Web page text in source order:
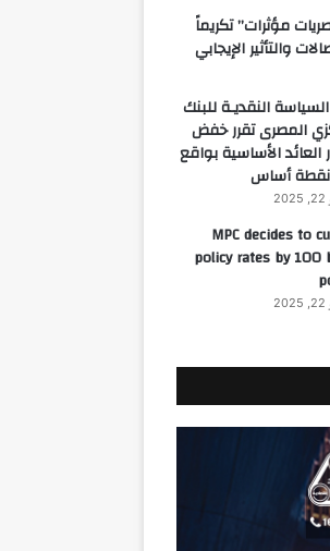
مؤثرات” تكريماً
والتأثير الإيجابي
النقديـة للبنك
المصرى تقرر خفض
العائد الأساسية بواقع
MPC decides to
policy rates by 100